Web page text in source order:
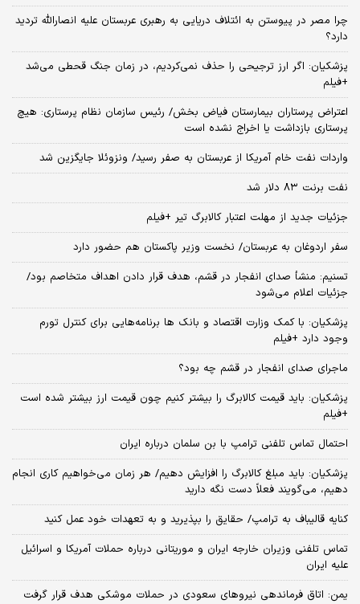
چرا مصر در پیوستن به ائتلاف دریایی به رهبری عربستان علیه انصارالله تردید
دارد؟
پزشکیان: اگر ارز ترجیحی را حذف نمی‌کردیم، در زمان جنگ قحطی می‌شد
+فیلم
اعتراض پرستاران بیمارستان فیاض بخش/ رئیس سازمان نظام پرستاری: هیچ
پرستاری بازداشت یا اخراج نشده است
واردات نفت خام آمریکا از عربستان به صفر رسید/ ونزوئلا جایگزین شد
نفت برنت ۸۳ دلار شد
جزئیات جدید از مهلت اعتبار کالابرگ تیر +فیلم
سفر اردوغان به عربستان/ نخست وزیر پاکستان هم حضور دارد
تسنیم: منشأ صدای انفجار در قشم، هدف قرار دادن اهداف متخاصم بود/
جزئیات اعلام می‌شود
پزشکیان: با کمک وزارت اقتصاد و بانک ها برنامه‌هایی برای کنترل تورم
وجود دارد +فیلم
ماجرای صدای انفجار در قشم چه بود؟
پزشکیان: باید قیمت کالابرگ را بیشتر کنیم چون قیمت ارز بیشتر شده است
+فیلم
احتمال تماس تلفنی ترامپ با بن سلمان درباره ایران
پزشکیان: باید مبلغ کالابرگ را افزایش دهیم/ هر زمان می‌خواهیم کاری انجام
دهیم، می‌گویند فعلاً دست نگه دارید
کنایه قالیباف به ترامپ/ حقایق را بپذیرید و به تعهدات خود عمل کنید
تماس تلفنی وزیران خارجه ایران و موریتانی درباره حملات آمریکا و اسرائیل
علیه ایران
یمن: اتاق فرماندهی نیروهای سعودی در حملات موشکی هدف قرار گرفت